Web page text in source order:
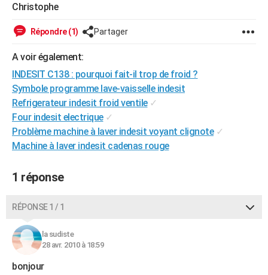
Se connecter
Primaires
Universités
Entreprises
Service militaire
Avis de recherche
FORUM
Bricolage
Lifestyle
Culture
Sport
Auto
Television
Voyage
Cinema
Christophe
Répondre (1) Partager
A voir également:
INDESIT C138 : pourquoi fait-il trop de froid ?
Symbole programme lave-vaisselle indesit
Refrigerateur indesit froid ventile ✓
Four indesit electrique ✓
Problème machine à laver indesit voyant clignote ✓
Machine à laver indesit cadenas rouge
1 réponse
RÉPONSE 1 / 1
la sudiste
28 avr. 2010 à 18:59
bonjour